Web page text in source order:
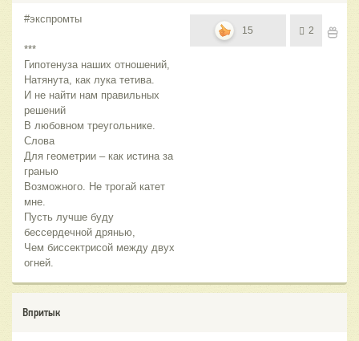
#экспромты
***
Гипотенуза наших отношений,
Натянута, как лука тетива.
И не найти нам правильных
решений
В любовном треугольнике.
Слова
Для геометрии – как истина за
гранью
Возможного. Не трогай катет
мне.
Пусть лучше буду
бессердечной дрянью,
Чем биссектрисой между двух
огней.
15 2
Впритык